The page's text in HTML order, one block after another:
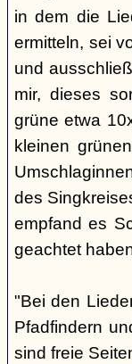
in dem die
ermitteln, sei
und
mir, dieses
grüne etwa
kleinen
des
empfand es
geachtet
"Bei den
Pfadfindern
sind freie